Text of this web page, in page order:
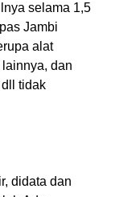
selama 1,5
Jambi
alat
dan
tidak
didata dan